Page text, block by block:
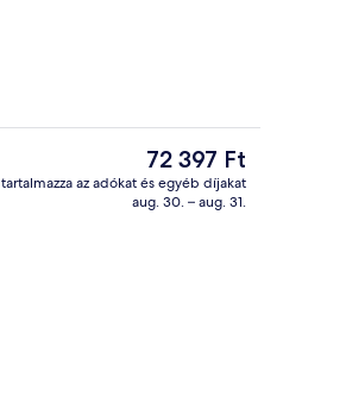
A
jelenlegi
ár
72 397 Ft
tartalmazza az adókat és egyéb díjakat
aug. 30. – aug. 31.